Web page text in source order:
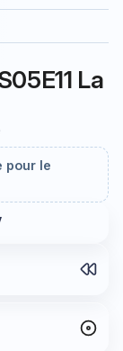
La
pour le